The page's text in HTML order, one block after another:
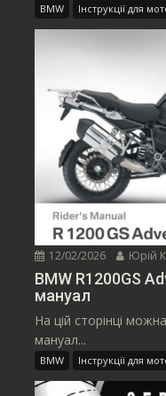
BMW Інструкції для
12/02/2026 Юрій
BMW R1200GS
мануал
На цій сторінці
мануал...
BMW Інструкції для